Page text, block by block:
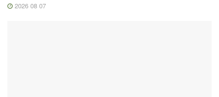
2026 08 07